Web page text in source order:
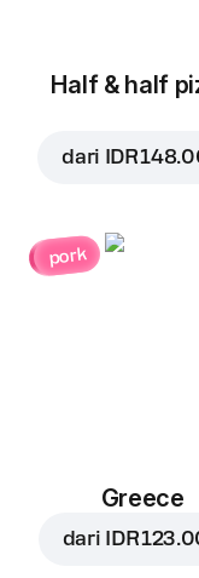
Half & half
dari IDR
pork
Greece
dari IDR